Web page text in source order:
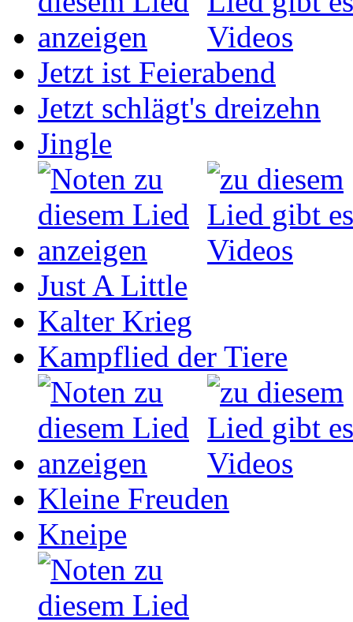
Jetzt ist Feierabend
Jetzt schlägt's dreizehn
Jingle
Just A Little
Kalter Krieg
Kampflied der Tiere
Kleine Freuden
Kneipe